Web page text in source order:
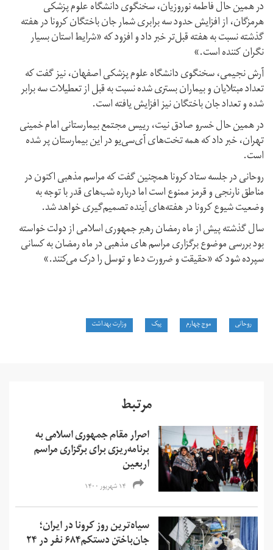
در همین حال فاطمه نوروزیان، سخنگوی دانشگاه علوم پزشکی
هرمزگان، از افزایش حدود سه برابری شمار جان باختگان کرونا در هفته
گذشته نسبت به هفته قبل‌تر خبر داد و افزود که «شرایط استان بسیار
نگران کننده است.»
آرش نجیمی، سخنگوی دانشگاه علوم پزشکی اصفهان، نیز گفت که
تعداد مبتلایان و بیماران بستری شده نسبت به قبل از تعطیلات سه برابر
شده و تعداد جان باختگان نیز افزایش یافته است.
در همین حال خسرو صادق نیت، رییس مجتمع بیمارستانی امام خمینی
تهران، خبر داد که همه تخت‌های آی‌سی‌یو در این بیمارستان پر شده
است.
روحانی در جلسه ستاد کرونا همچنین گفت که مراسم مذهبی اکنون در
مناطق نارنجی و قرمز ممنوع است اما درباره شب‌های قدر با توجه به
وضعیت شیوع کرونا در هفته‌های آینده تصمیم‌گیری خواهد شد.
سال گذشته پیش از ماه رمضان رهبر جمهوری اسلامی از دولت خواسته
بود بررسی موضوع برگزاری مراسم های مذهبی در ماه رمضان به کسانی
سپرده شود که «حقیقت و ضرورت دعا و توسل را درک می‌کنند.»
روحانی موج چهارم پیک وزارت بهداشت
مرتبط
اصرار مقام‌ جمهوری اسلامی به
برنامه‌ریزی برای برگزاری مراسم
اربعین
۱۴ شهریور ۱۴۰۰
سیاه‌ترین روز کرونا در ایران؛
جان‌باختن دستکم۶۸۴ نفر در ۲۴